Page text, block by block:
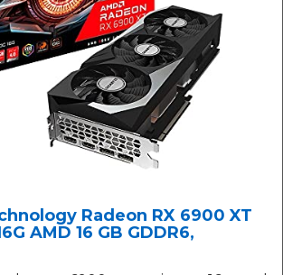
Radeon RX 6900 XT
AMD 16 GB GDDR6,